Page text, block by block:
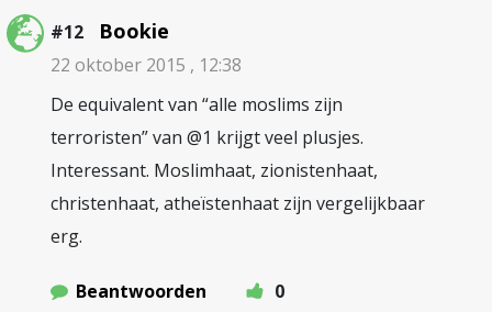
#12 Bookie
22 oktober 2015 , 12:38
De equivalent van “alle moslims zijn
terroristen” van @1 krijgt veel plusjes.
Interessant. Moslimhaat, zionistenhaat,
christenhaat, atheïstenhaat zijn vergelijkbaar
erg.
Beantwoorden
0